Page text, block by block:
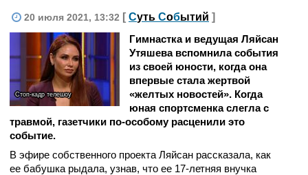
20 июля 2021, 13:32 [ Суть Событий ]
Стоп-кадр телешоу
Гимнастка и ведущая Ляйсан
Утяшева вспомнила события
из своей юности, когда она
впервые стала жертвой
«желтых новостей». Когда
юная спортсменка слегла с
травмой, газетчики по-особому расценили это
событие.
В эфире собственного проекта Ляйсан рассказала, как
ее бабушка рыдала, узнав, что ее 17-летняя внучка